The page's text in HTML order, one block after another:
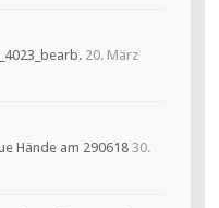
20. März
30.